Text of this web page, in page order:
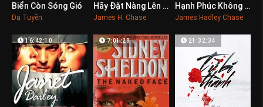
0
Biển Còn Sóng Gió
Dạ Tuyền
0Hãy Đặt Nàng Lên Tấm Thảm Hoa
James H. Chase
0Hạnh Phúc Không Dành Cho Em
James Hadley Chase
16:42:10 7:01:28 21:32:34